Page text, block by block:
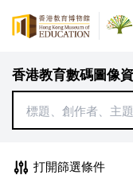
香港教育數碼圖像
打開篩選條件